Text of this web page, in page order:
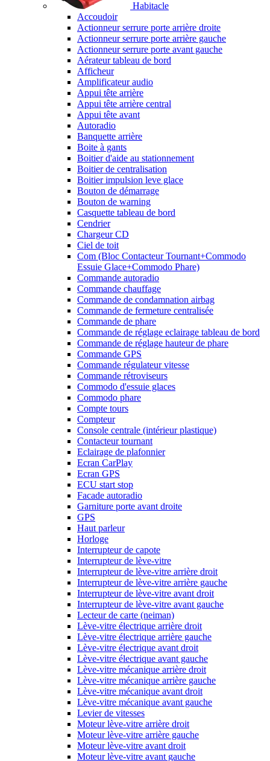
Habitacle
Accoudoir
Actionneur serrure porte arrière droite
Actionneur serrure porte arrière gauche
Actionneur serrure porte avant gauche
Aérateur tableau de bord
Afficheur
Amplificateur audio
Appui tête arrière
Appui tête arrière central
Appui tête avant
Autoradio
Banquette arrière
Boite à gants
Boitier d'aide au stationnement
Boitier de centralisation
Boitier impulsion leve glace
Bouton de démarrage
Bouton de warning
Casquette tableau de bord
Cendrier
Chargeur CD
Ciel de toit
Com (Bloc Contacteur Tournant+Commodo
Essuie Glace+Commodo Phare)
Commande autoradio
Commande chauffage
Commande de condamnation airbag
Commande de fermeture centralisée
Commande de phare
Commande de réglage eclairage tableau de bord
Commande de réglage hauteur de phare
Commande GPS
Commande régulateur vitesse
Commande rétroviseurs
Commodo d'essuie glaces
Commodo phare
Compte tours
Compteur
Console centrale (intérieur plastique)
Contacteur tournant
Eclairage de plafonnier
Ecran CarPlay
Ecran GPS
ECU start stop
Facade autoradio
Garniture porte avant droite
GPS
Haut parleur
Horloge
Interrupteur de capote
Interrupteur de lève-vitre
Interrupteur de lève-vitre arrière droit
Interrupteur de lève-vitre arrière gauche
Interrupteur de lève-vitre avant droit
Interrupteur de lève-vitre avant gauche
Lecteur de carte (neiman)
Lève-vitre électrique arrière droit
Lève-vitre électrique arrière gauche
Lève-vitre électrique avant droit
Lève-vitre électrique avant gauche
Lève-vitre mécanique arrière droit
Lève-vitre mécanique arrière gauche
Lève-vitre mécanique avant droit
Lève-vitre mécanique avant gauche
Levier de vitesses
Moteur lève-vitre arrière droit
Moteur lève-vitre arrière gauche
Moteur lève-vitre avant droit
Moteur lève-vitre avant gauche